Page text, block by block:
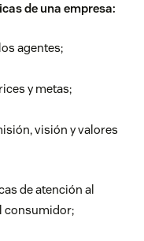
de una empresa:
agentes;
y metas;
visión y valores
de atención al
consumidor;